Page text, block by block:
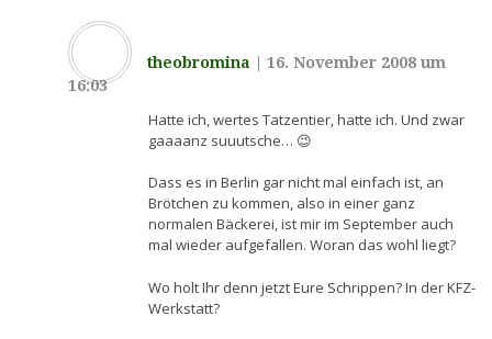
theobromina
16. November 2008 um
16:03
Hatte ich, wertes Tatzentier, hatte ich. Und zwar
gaaaanz suuutsche… 😉
Dass es in Berlin gar nicht mal einfach ist, an
Brötchen zu kommen, also in einer ganz
normalen Bäckerei, ist mir im September auch
mal wieder aufgefallen. Woran das wohl liegt?
Wo holt Ihr denn jetzt Eure Schrippen? In der KFZ-
Werkstatt?